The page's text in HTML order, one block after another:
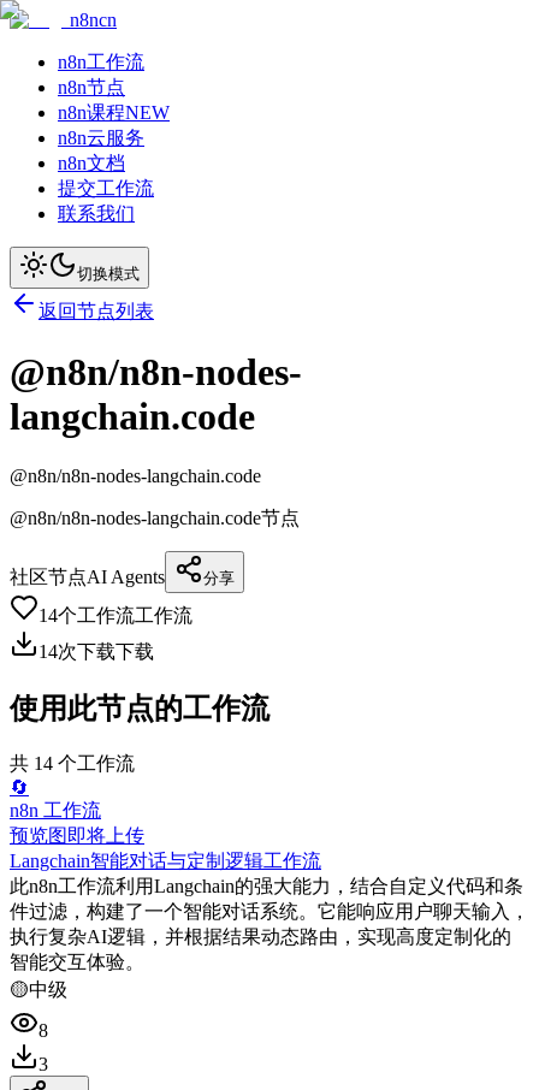
n8ncn
n8n工作流
n8n节点
n8n课程NEW
n8n云服务
n8n文档
提交工作流
联系我们
切换模式
返回节点列表
@n8n/n8n-nodes-
langchain.code
@n8n/n8n-nodes-langchain.code
@n8n/n8n-nodes-langchain.code节点
社区节点AI Agents 分享
14个工作流工作流
14次下载下载
使用此节点的工作流
共 14 个工作流
🔄
n8n 工作流
预览图即将上传
Langchain智能对话与定制逻辑工作流
此n8n工作流利用Langchain的强大能力，结合自定义代码和条
件过滤，构建了一个智能对话系统。它能响应用户聊天输入，
执行复杂AI逻辑，并根据结果动态路由，实现高度定制化的
智能交互体验。
🟡中级
8
3